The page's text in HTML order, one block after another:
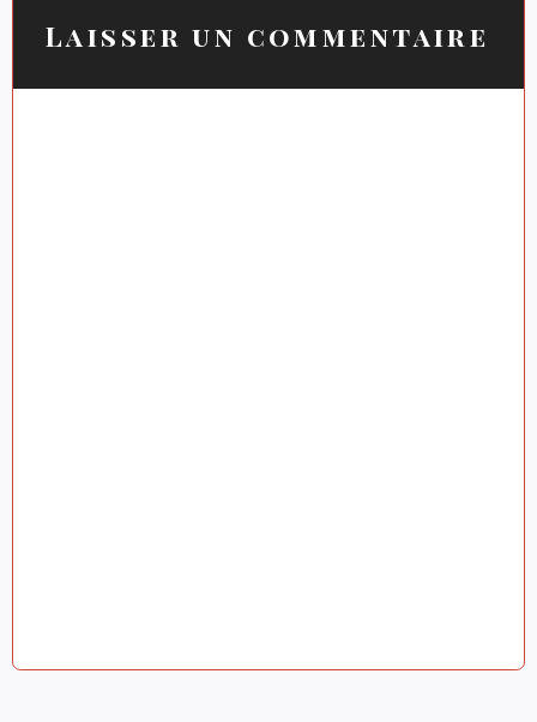
n
Laisser un commentaire